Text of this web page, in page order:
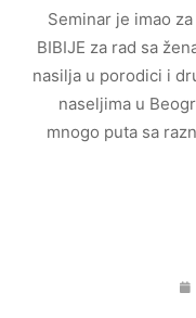
Seminar je imao
BIBIJE za rad sa
nasilja u porodici i
naseljima u
mnogo puta sa